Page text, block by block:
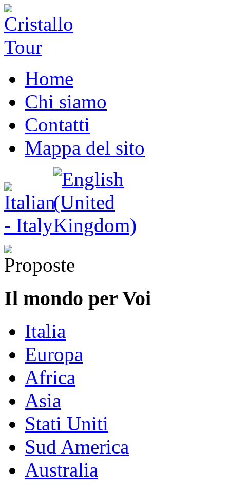
Home
Chi siamo
Contatti
Mappa del sito
Il mondo per Voi
Italia
Europa
Africa
Asia
Stati Uniti
Sud America
Australia